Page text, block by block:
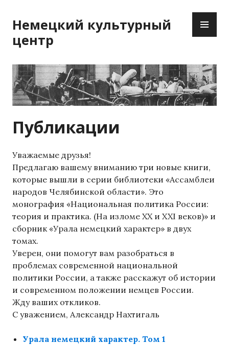
к
содержимому
Немецкий культурный
центр
Публикации
Уважаемые друзья!
Предлагаю вашему вниманию три новые книги,
которые вышли в серии библиотеки «Ассамблеи
народов Челябинской области». Это
монография «Национальная политика России:
теория и практика. (На изломе ХХ и XXI веков)» и
сборник «Урала немецкий характер» в двух
томах.
Уверен, они помогут вам разобраться в
проблемах современной национальной
политики России, а также расскажут об истории
и современном положении немцев России.
Жду ваших откликов.
С уважением, Александр Нахтигаль
Урала немецкий характер. Том 1